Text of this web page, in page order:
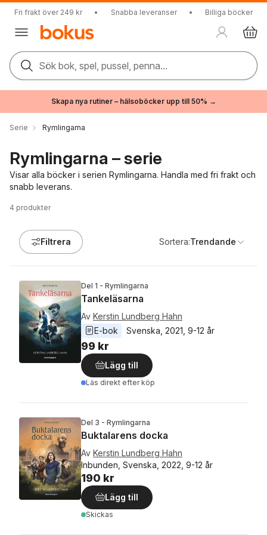
Fri frakt över 249 kr • Snabba leveranser • Billiga böcker
Sök bok, spel, pussel, penna...
Skapa nya rutiner – hälsoböcker upp till 50% →
Serie Rymlingarna
Rymlingarna – serie
Visar alla böcker i serien Rymlingarna. Handla med fri frakt och
snabb leverans.
4 produkter
Filtrera Sortera:Trendande
Del 1 - Rymlingarna
Tankeläsarna
Av Kerstin Lundberg Hahn
E-bok
Svenska 2021 9-12 år
99 kr
Lägg till
Läs direkt efter köp
Del 3 - Rymlingarna
Buktalarens docka
Av Kerstin Lundberg Hahn
Inbunden, Svenska, 2022, 9-12 år
190 kr
Lägg till
Skickas